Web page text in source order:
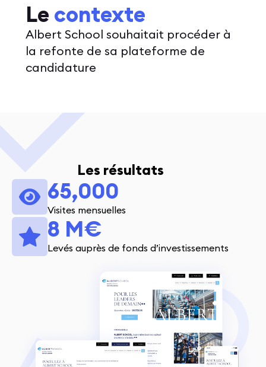
Le contexte
Albert School souhaitait procéder à
la refonte de sa plateforme de
candidature
Les résultats
65,000
Visites mensuelles
8 M€
Levés auprès de fonds d’investissements